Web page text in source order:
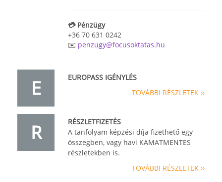
💳 Pénzügy
+36 70 631 0242
✉️ penzugy@focusoktatas.hu
E
EUROPASS IGÉNYLÉS
TOVÁBBI RÉSZLETEK ››
R
RÉSZLETFIZETÉS
A tanfolyam képzési díja fizethető egy
összegben, vagy havi KAMATMENTES
részletekben is.
TOVÁBBI RÉSZLETEK ››